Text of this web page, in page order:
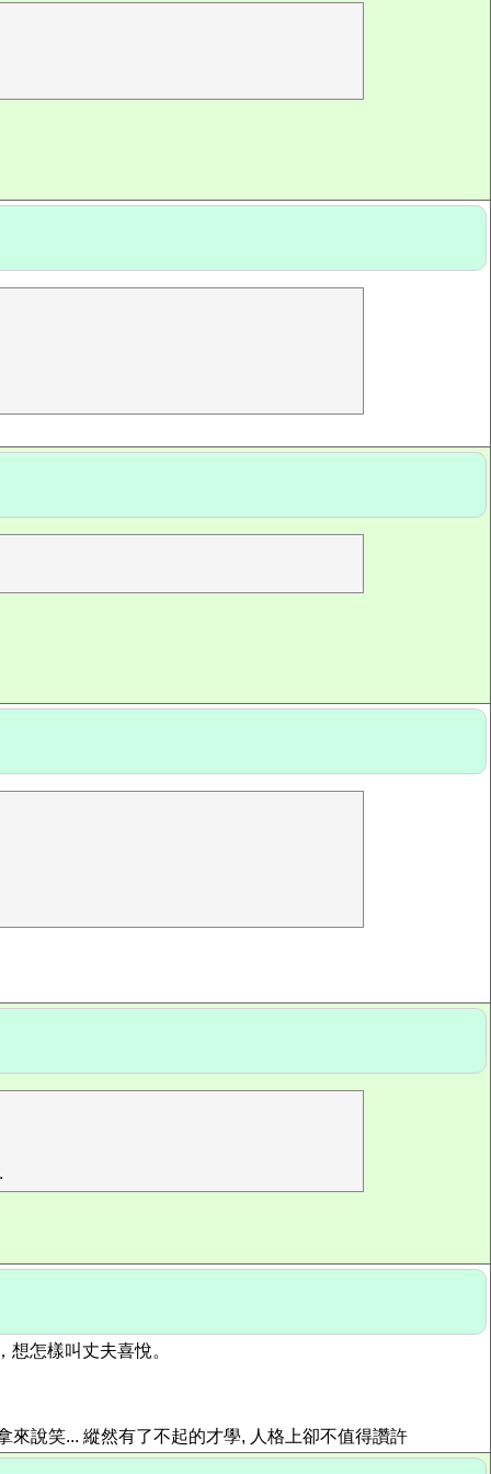
怎樣叫丈夫喜悅。
說笑... 縱然有了不起的才學, 人格上卻不值得讚許